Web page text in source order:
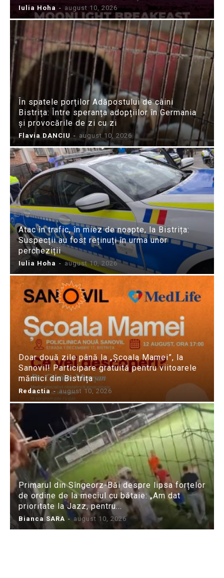
Iulia Hoha - august 10, 2026
În spatele porților Adăpostului de câini
Bistrița: Între speranța adopțiilor în Germania
și provocările de zi cu zi
Flavia DANCIU - august 10, 2026
Atac în trafic, în miez de noapte, la Bistrița:
Suspecții au fost reținuți în urma unor
percheziții
Iulia Hoha - august 10, 2026
Doar două zile până la „Școala Mamei”, la
Sanovil! Participare gratuită pentru viitoarele
mămici din Bistrița
Redactia - august 10, 2026
Primarul din Sîngeorz-Băi despre lipsa forțelor
de ordine de la meciul cu bătaie: „Am dat
prioritate la Jazz, pentru...
Bianca SARA - august 10, 2026